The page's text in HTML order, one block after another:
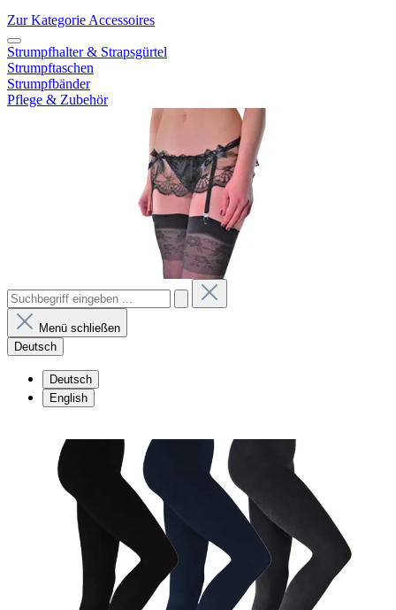
Zur Kategorie Accessoires
Strumpfhalter & Strapsgürtel
Strumpftaschen
Strumpfbänder
Pflege & Zubehör
Menü schließen
Deutsch
Deutsch
English